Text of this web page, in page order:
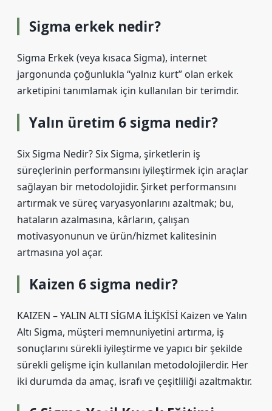
Sigma erkek nedir?
Sigma Erkek (veya kısaca Sigma), internet
jargonunda çoğunlukla “yalnız kurt” olan erkek
arketipini tanımlamak için kullanılan bir terimdir.
Yalın üretim 6 sigma nedir?
Six Sigma Nedir? Six Sigma, şirketlerin iş
süreçlerinin performansını iyileştirmek için araçlar
sağlayan bir metodolojidir. Şirket performansını
artırmak ve süreç varyasyonlarını azaltmak; bu,
hataların azalmasına, kârların, çalışan
motivasyonunun ve ürün/hizmet kalitesinin
artmasına yol açar.
Kaizen 6 sigma nedir?
KAIZEN – YALIN ALTI SİGMA İLİŞKİSİ Kaizen ve Yalın
Altı Sigma, müşteri memnuniyetini artırma, iş
sonuçlarını sürekli iyileştirme ve yapıcı bir şekilde
sürekli gelişme için kullanılan metodolojilerdir. Her
iki durumda da amaç, israfı ve çeşitliliği azaltmaktır.